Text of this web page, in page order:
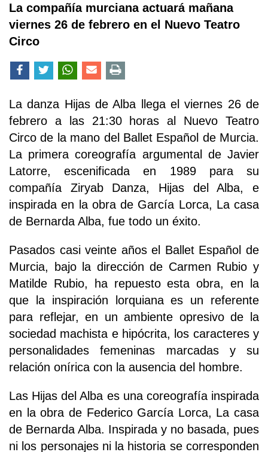
La compañía murciana actuará mañana
viernes 26 de febrero en el Nuevo Teatro
Circo
La danza Hijas de Alba llega el viernes 26 de
febrero a las 21:30 horas al Nuevo Teatro
Circo de la mano del Ballet Español de Murcia.
La primera coreografía argumental de Javier
Latorre, escenificada en 1989 para su
compañía Ziryab Danza, Hijas del Alba, e
inspirada en la obra de García Lorca, La casa
de Bernarda Alba, fue todo un éxito.
Pasados casi veinte años el Ballet Español de
Murcia, bajo la dirección de Carmen Rubio y
Matilde Rubio, ha repuesto esta obra, en la
que la inspiración lorquiana es un referente
para reflejar, en un ambiente opresivo de la
sociedad machista e hipócrita, los caracteres y
personalidades femeninas marcadas y su
relación onírica con la ausencia del hombre.
Las Hijas del Alba es una coreografía inspirada
en la obra de Federico García Lorca, La casa
de Bernarda Alba. Inspirada y no basada, pues
ni los personajes ni la historia se corresponden